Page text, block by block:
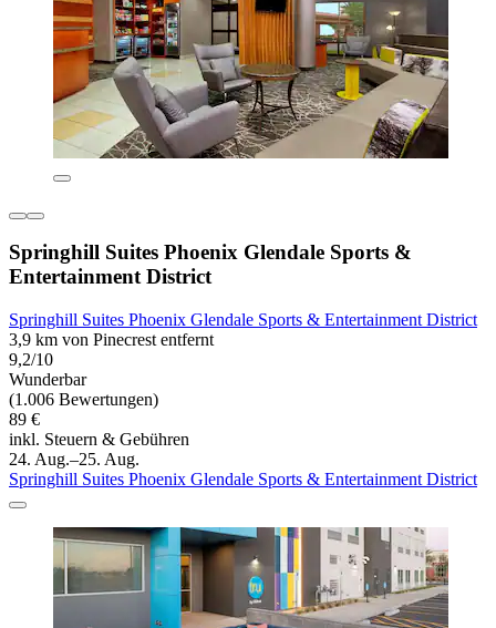
Springhill Suites Phoenix Glendale Sports &
Entertainment District
Springhill Suites Phoenix Glendale Sports & Entertainment District
3,9 km von Pinecrest entfernt
9,2/10
Wunderbar
(1.006 Bewertungen)
89 €
inkl. Steuern & Gebühren
24. Aug.–25. Aug.
Springhill Suites Phoenix Glendale Sports & Entertainment District